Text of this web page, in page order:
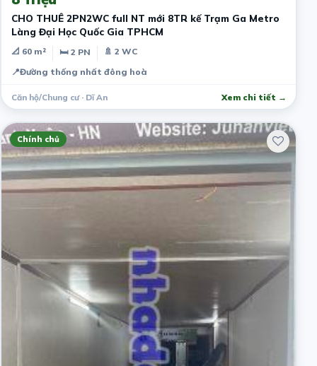
CHO THUÊ 2PN2WC full NT mới 8TR kế Trạm Ga Metro
Làng Đại Học Quốc Gia TPHCM
📐 60 m² 🛏 2 PN
🚿 2 WC
📍Đường thống nhất đông hoà
Căn hộ/Chung cư · Dĩ An Xem chi tiết →
Chính chủ